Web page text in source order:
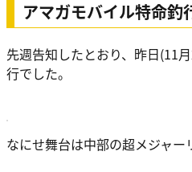
アマガモバイル特命釣
先週告知したとおり、昨日(11
行でした。
なにせ舞台は中部の超メジャー